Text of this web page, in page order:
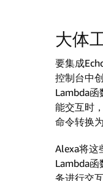
大体
要集成
控制台中
Lambda
能交互时
命令转换
Alexa将这
Lambda
务进行交